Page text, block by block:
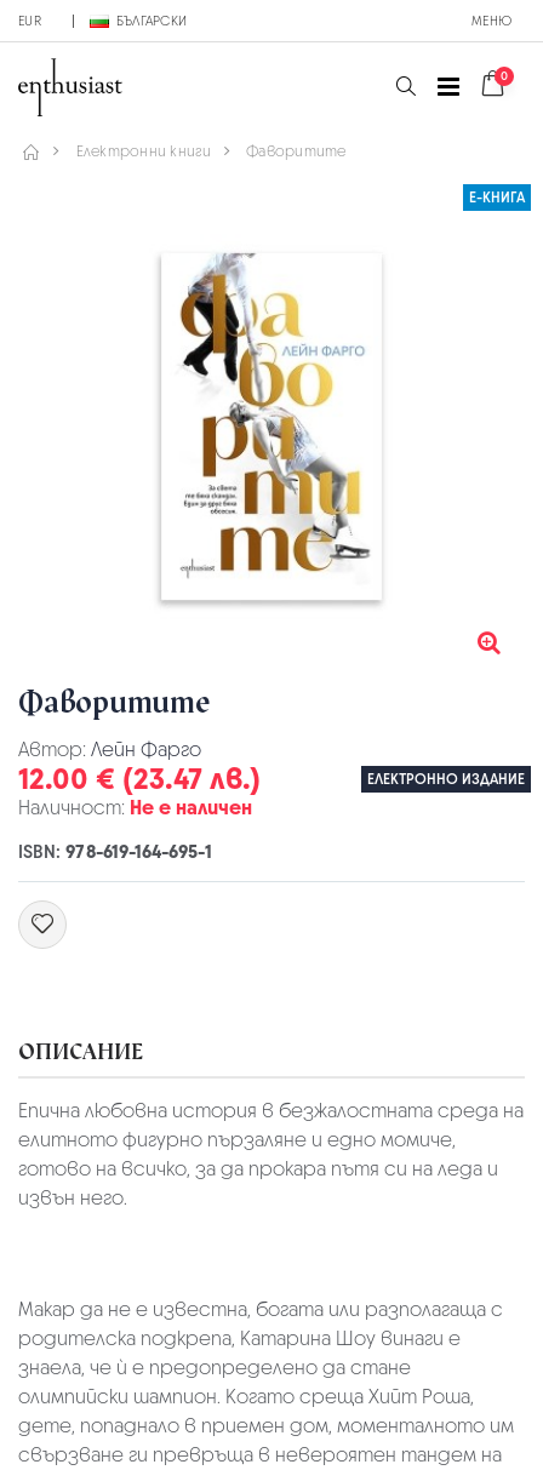
EUR БЪЛГАРСКИ МЕНЮ
0
Електронни книги Фаворитите
Е-КНИГА
Фаворитите
Автор: Лейн Фарго
12.00 € (23.47 лв.) ЕЛЕКТРОННО ИЗДАНИЕ
Наличност: Не е наличен
ISBN:978-619-164-695-1
ОПИСАНИЕ
Епична любовна история в безжалостната среда на
елитното фигурно пързаляне и едно момиче,
готово на всичко, за да прокара пътя си на леда и
извън него.
Макар да не е известна, богата или разполагаща с
родителска подкрепа, Катарина Шоу винаги е
знаела, че ѝ е предопределено да стане
олимпийски шампион. Когато среща Хийт Роша,
дете, попаднало в приемен дом, моменталното им
свързване ги превръща в невероятен тандем на